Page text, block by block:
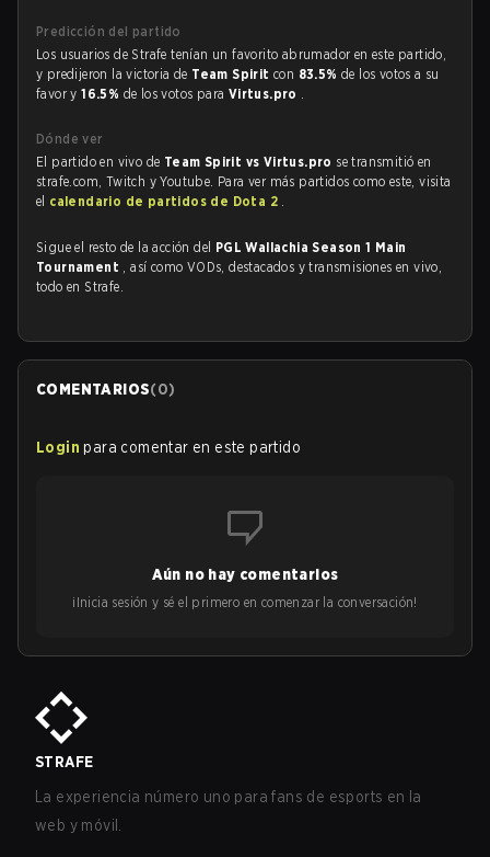
Predicción del partido
Los usuarios de Strafe tenían un favorito abrumador en este partido,
y predijeron la victoria de Team Spiritcon 83.5%de los votos a su
favor y16.5% de los votos para Virtus.pro .
Dónde ver
El partido en vivo de Team Spirit vs Virtus.pro se transmitió en
strafe.com, Twitch y Youtube. Para ver más partidos como este, visita
el calendario de partidos de Dota 2 .
Sigue el resto de la acción del PGL Wallachia Season 1 Main
Tournament , así como VODs, destacados y transmisiones en vivo,
todo en Strafe.
COMENTARIOS(0)
Login para comentar en este partido
Aún no hay comentarios
¡Inicia sesión y sé el primero en comenzar la conversación!
STRAFE
La experiencia número uno para fans de esports en la
web y móvil.